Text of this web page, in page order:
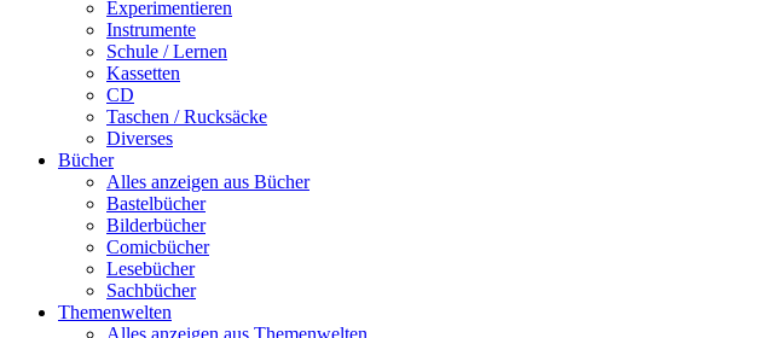
Experimentieren
Instrumente
Schule / Lernen
Kassetten
CD
Taschen / Rucksäcke
Diverses
Bücher
Alles anzeigen aus Bücher
Bastelbücher
Bilderbücher
Comicbücher
Lesebücher
Sachbücher
Themenwelten
Alles anzeigen aus Themenwelten